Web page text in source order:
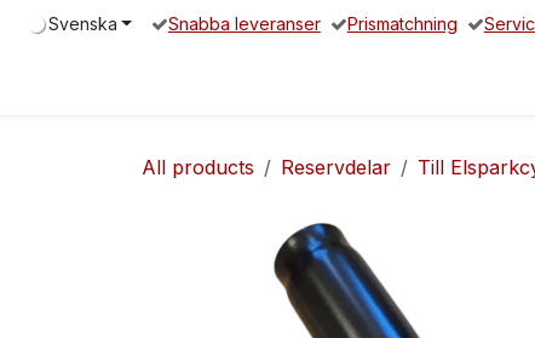
Hoppa till innehåll
Svenska Snabba leveranser Prismatchning
All products Reservdelar Till